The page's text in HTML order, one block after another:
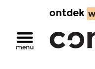
ontdek